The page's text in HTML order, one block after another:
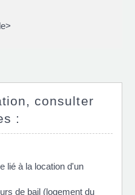
consulter
:
lié à la location d'un
de bail (logement du